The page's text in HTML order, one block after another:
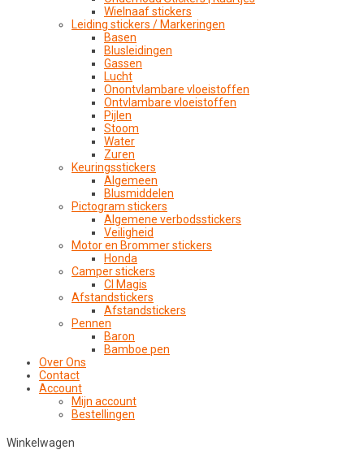
Wielnaaf stickers
Leiding stickers / Markeringen
Basen
Blusleidingen
Gassen
Lucht
Onontvlambare vloeistoffen
Ontvlambare vloeistoffen
Pijlen
Stoom
Water
Zuren
Keuringsstickers
Algemeen
Blusmiddelen
Pictogram stickers
Algemene verbodsstickers
Veiligheid
Motor en Brommer stickers
Honda
Camper stickers
CI Magis
Afstandstickers
Afstandstickers
Pennen
Baron
Bamboe pen
Over Ons
Contact
Account
Mijn account
Bestellingen
Winkelwagen